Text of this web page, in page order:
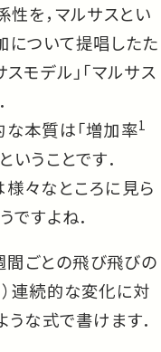
性を，マルサスとい
について提唱したた
モデル」「マルサス
本質は「増加率1
うことです．
々なところに見ら
ですよね．
間ごとの飛び飛びの
連続的な変化に対
うな式で書けます．